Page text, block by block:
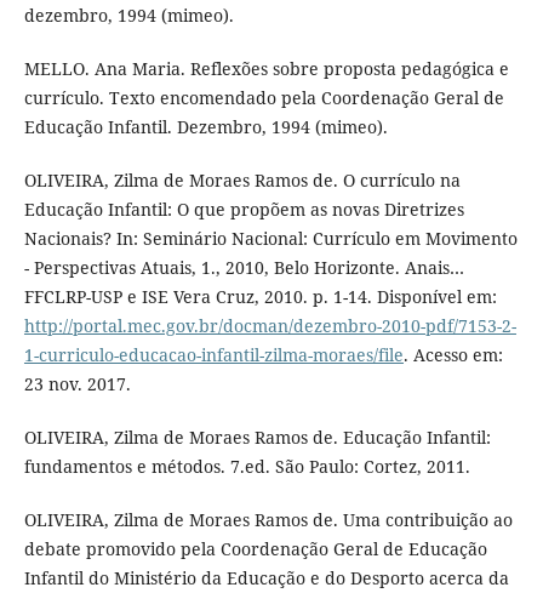
dezembro, 1994 (mimeo).
MELLO. Ana Maria. Reflexões sobre proposta pedagógica e
currículo. Texto encomendado pela Coordenação Geral de
Educação Infantil. Dezembro, 1994 (mimeo).
OLIVEIRA, Zilma de Moraes Ramos de. O currículo na
Educação Infantil: O que propõem as novas Diretrizes
Nacionais? In: Seminário Nacional: Currículo em Movimento
- Perspectivas Atuais, 1., 2010, Belo Horizonte. Anais…
FFCLRP-USP e ISE Vera Cruz, 2010. p. 1-14. Disponível em:
http://portal.mec.gov.br/docman/dezembro-2010-pdf/7153-2-
1-curriculo-educacao-infantil-zilma-moraes/file. Acesso em:
23 nov. 2017.
OLIVEIRA, Zilma de Moraes Ramos de. Educação Infantil:
fundamentos e métodos. 7.ed. São Paulo: Cortez, 2011.
OLIVEIRA, Zilma de Moraes Ramos de. Uma contribuição ao
debate promovido pela Coordenação Geral de Educação
Infantil do Ministério da Educação e do Desporto acerca da